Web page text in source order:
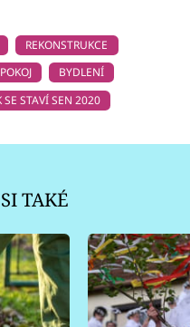
REKONSTRUKCE
BYDLENÍ
SE STAVÍ SEN 2020
TAKÉ